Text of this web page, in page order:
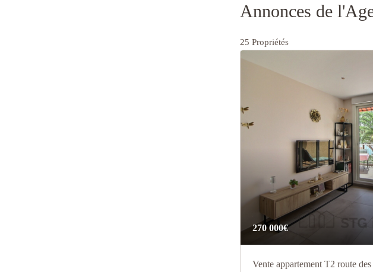
Annonces de
25 Propriétés
270 000€
Vente appartement T2 route